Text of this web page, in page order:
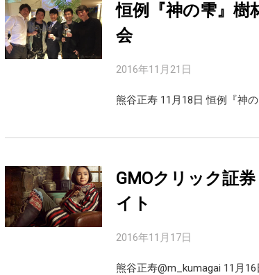
恒例『神の雫』樹
会
2016年11月21日
熊谷正寿 11月18日 恒例『神
GMOクリック証
イト
2016年11月17日
熊谷正寿@m_kumagai 11月